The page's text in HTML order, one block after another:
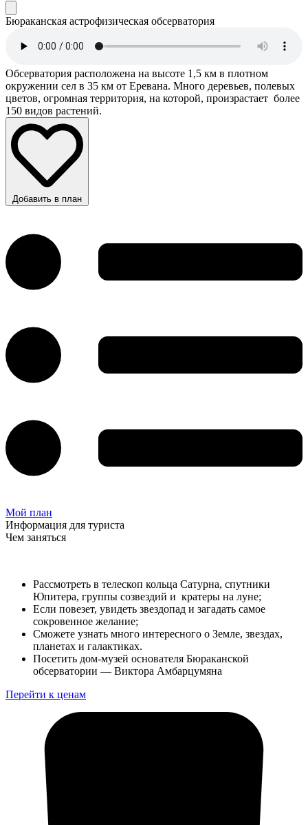
Бюраканская астрофизическая обсерватория
Обсерватория расположена на высоте 1,5 км в плотном
окружении сел в 35 км от Еревана. Много деревьев, полевых
цветов, огромная территория, на которой, произрастает более
150 видов растений.
Добавить в план
Мой план
Информация для туриста
Чем заняться
Рассмотреть в телескоп кольца Сатурна, спутники
Юпитера, группы созвездий и кратеры на луне;
Если повезет, увидеть звездопад и загадать самое
сокровенное желание;
Сможете узнать много интересного о Земле, звездах,
планетах и ​​галактиках.
Посетить дом-музей основателя Бюраканской
обсерватории — Виктора Амбарцумяна
Перейти к ценам